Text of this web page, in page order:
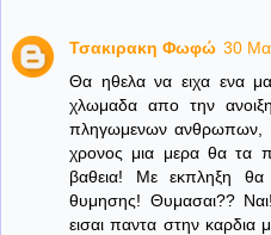
Τσακιρακη Φωφώ 30
Θα ηθελα να ειχα ενα
χλωμαδα απο την
πληγωμενων ανθρωπων,
χρονος μια μερα θα τα
βαθεια! Με εκπληξη
θυμησης! Θυμασαι??
εισαι παντα στην